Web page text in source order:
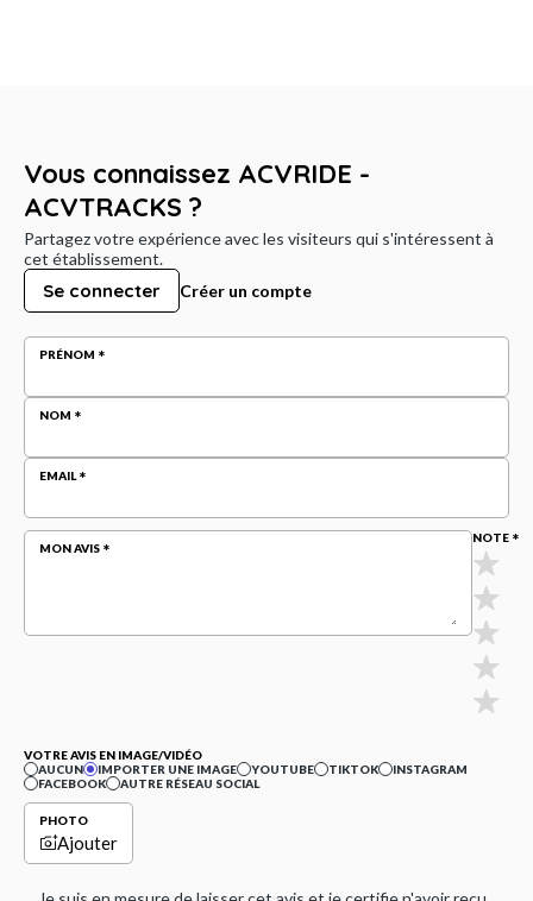
Vous connaissez ACVRIDE -
ACVTRACKS ?
Partagez votre expérience avec les visiteurs qui s'intéressent à
cet établissement.
Se connecter Créer un compte
PRÉNOM
NOM
EMAIL
MON AVIS
NOTE
VOTRE AVIS EN IMAGE/VIDÉO
AUCUN
IMPORTER UNE IMAGE YOUTUBE TIKTOK
INSTAGRAM
FACEBOOK
AUTRE RÉSEAU SOCIAL
PHOTO
Ajouter